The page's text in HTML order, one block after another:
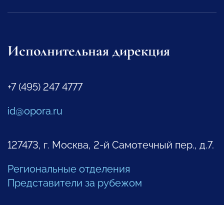
Исполнительная дирекция
+7 (495) 247 4777
id@opora.ru
127473, г. Москва, 2-й Самотечный пер., д.7.
Региональные отделения
Представители за рубежом